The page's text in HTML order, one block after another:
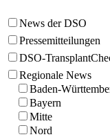
News der DSO
Pressemitteilungen
DSO-
Regionale News
Baden-
Bayern
Mitte
Nord